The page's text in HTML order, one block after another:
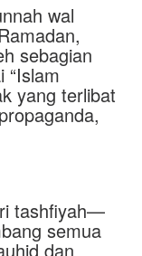
wal
sebagian
“Islam
yang terlibat
tashfiyah—
semua
dan